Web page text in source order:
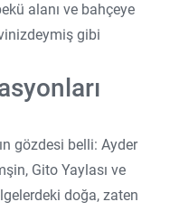
alanı ve bahçeye
gibi
gözdesi belli: Ayder
Gito Yaylası ve
doğa, zaten